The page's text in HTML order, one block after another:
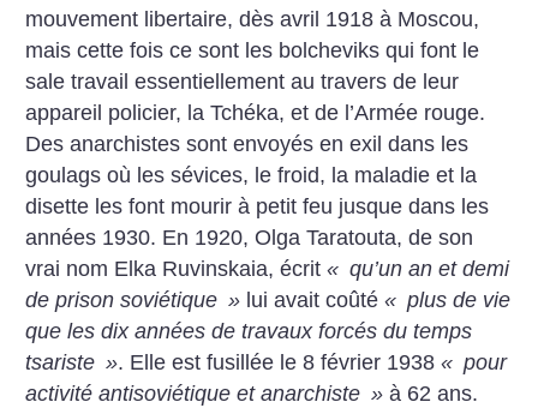
mouvement libertaire, dès avril 1918 à Moscou,
mais cette fois ce sont les bolcheviks qui font le
sale travail essentiellement au travers de leur
appareil policier, la Tchéka, et de l’Armée rouge.
Des anarchistes sont envoyés en exil dans les
goulags où les sévices, le froid, la maladie et la
disette les font mourir à petit feu jusque dans les
années 1930. En 1920, Olga Taratouta, de son
vrai nom Elka Ruvinskaia, écrit« qu’un an et demi
de prison soviétique » lui avait coûté« plus de vie
que les dix années de travaux forcés du temps
tsariste ». Elle est fusillée le 8 février 1938« pour
activité antisoviétique et anarchiste » à 62 ans.